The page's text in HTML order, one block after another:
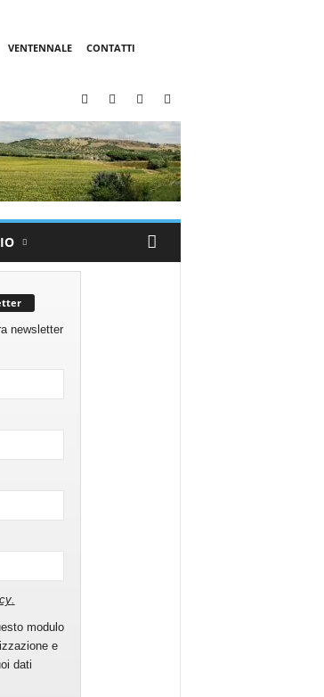
VENTENNALE
CONTATTI
newsletter
.
modulo
e
dati